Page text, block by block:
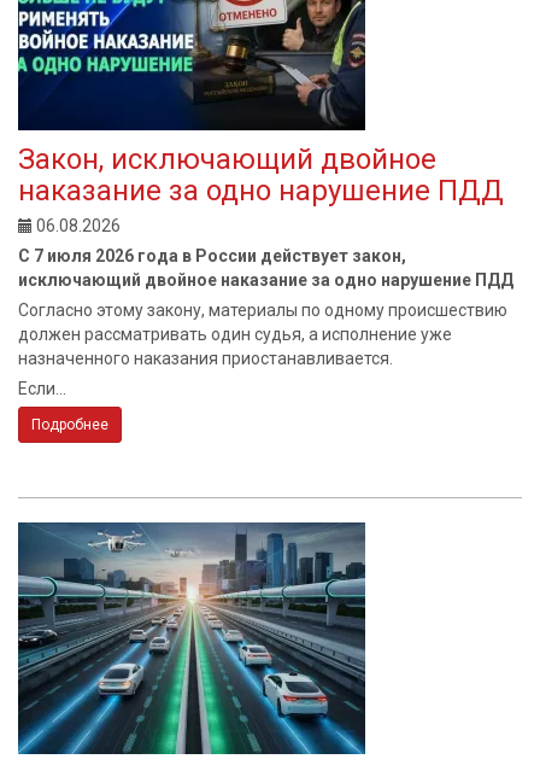
Закон, исключающий двойное
наказание за одно нарушение ПДД
06.08.2026
С 7 июля 2026 года в России действует закон,
исключающий двойное наказание за одно нарушение ПДД
Согласно этому закону, материалы по одному происшествию
должен рассматривать один судья, а исполнение уже
назначенного наказания приостанавливается.
Если...
Подробнее